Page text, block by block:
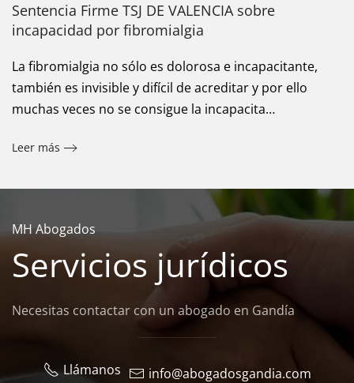
Sentencia Firme TSJ DE VALENCIA sobre
incapacidad por fibromialgia
La fibromialgia no sólo es dolorosa e incapacitante,
también es invisible y difícil de acreditar y por ello
muchas veces no se consigue la incapacita…
Leer más
MH Abogados
Servicios jurídicos
Necesitas contactar con un abogado en Gandía
Llámanos info@abogadosgandia.com